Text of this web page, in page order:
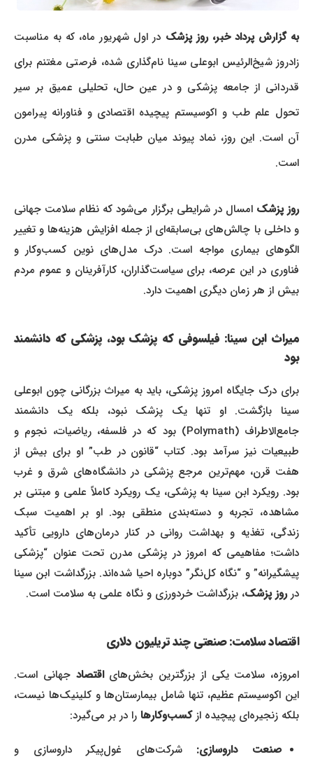
به گزارش پرداد خبر، روز پزشکدر اول شهریور ماه، که به مناسبت
زادروز شیخ‌الرئیس ابوعلی سینا نام‌گذاری شده، فرصتی مغتنم برای
قدردانی از جامعه پزشکی و در عین حال، تحلیلی عمیق بر سیر
تحول علم طب و اکوسیستم پیچیده اقتصادی و فناورانه پیرامون
آن است. این روز، نماد پیوند میان طبابت سنتی و پزشکی مدرن
است.
روز پزشکامسال در شرایطی برگزار می‌شود که نظام سلامت جهانی
و داخلی با چالش‌های بی‌سابقه‌ای از جمله افزایش هزینه‌ها و تغییر
الگوهای بیماری مواجه است. درک مدل‌های نوین کسب‌وکار و
فناوری در این عرصه، برای سیاست‌گذاران، کارآفرینان و عموم مردم
بیش از هر زمان دیگری اهمیت دارد.
میراث ابن سینا: فیلسوفی که پزشک بود، پزشکی که دانشمند
بود
برای درک جایگاه امروز پزشکی، باید به میراث بزرگانی چون ابوعلی
سینا بازگشت. او تنها یک پزشک نبود، بلکه یک دانشمند
جامع‌الاطراف (Polymath) بود که در فلسفه، ریاضیات، نجوم و
طبیعیات نیز سرآمد بود. کتاب “قانون در طب” او برای بیش از
هفت قرن، مهم‌ترین مرجع پزشکی در دانشگاه‌های شرق و غرب
بود. رویکرد ابن سینا به پزشکی، یک رویکرد کاملاً علمی و مبتنی بر
مشاهده، تجربه و دسته‌بندی منطقی بود. او بر اهمیت سبک
زندگی، تغذیه و بهداشت روانی در کنار درمان‌های دارویی تأکید
داشت؛ مفاهیمی که امروز در پزشکی مدرن تحت عنوان “پزشکی
پیشگیرانه” و “نگاه کل‌نگر” دوباره احیا شده‌اند. بزرگداشت ابن سینا
روز پزشک، بزرگداشت خردورزی و نگاه علمی به سلامت است.
اقتصاد سلامت: صنعتی چند تریلیون دلاری
امروزه، سلامت یکی از بزرگترین بخش‌هایاقتصادجهانی است.
این اکوسیستم عظیم، تنها شامل بیمارستان‌ها و کلینیک‌ها نیست،
بلکه زنجیره‌ای پیچیده ازکسب‌وکارهارا در بر می‌گیرد:
صنعت داروسازی:شرکت‌های غول‌پیکر داروسازی و